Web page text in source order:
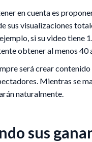
en cuenta es
sus visualizaciones
si su video tiene
obtener al menos 40
será crear
Mientras se
naturalmente.
sus